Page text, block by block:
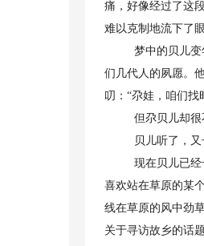
痛，好像经过了这
难以克制地流下了
梦中的贝儿
们几代人的夙愿。
叨：“尕娃，咱们
但尕贝儿却
贝儿听了，
现在贝儿已
喜欢站在草原的某
线在草原的风中劲
关于寻访故乡的话